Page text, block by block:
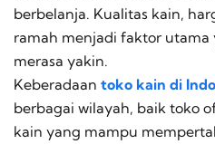
berbelanja. Kualitas kain,
ramah menjadi faktor
merasa yakin.
Keberadaan toko kain di
berbagai wilayah, baik toko
kain yang mampu